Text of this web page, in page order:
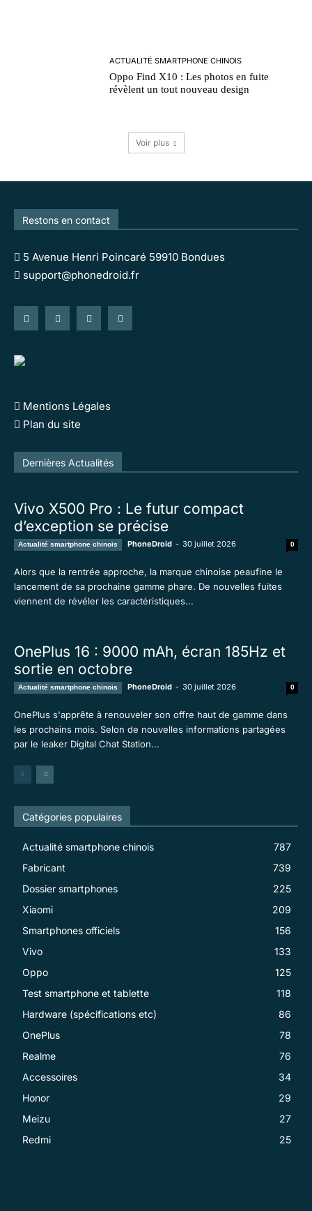
ACTUALITÉ SMARTPHONE CHINOIS
Oppo Find X10 : Les photos en fuite
révèlent un tout nouveau design
Voir plus
Restons en contact
5 Avenue Henri Poincaré 59910 Bondues
support@phonedroid.fr
Mentions Légales
Plan du site
Dernières Actualités
Vivo X500 Pro : Le futur compact
d’exception se précise
Actualité smartphone chinois PhoneDroid - 30 juillet 2026 0
Alors que la rentrée approche, la marque chinoise peaufine le
lancement de sa prochaine gamme phare. De nouvelles fuites
viennent de révéler les caractéristiques...
OnePlus 16 : 9000 mAh, écran 185Hz et
sortie en octobre
Actualité smartphone chinois PhoneDroid - 30 juillet 2026 0
OnePlus s'apprête à renouveler son offre haut de gamme dans
les prochains mois. Selon de nouvelles informations partagées
par le leaker Digital Chat Station...
Catégories populaires
Actualité smartphone chinois
787
Fabricant
739
Dossier smartphones
225
Xiaomi
209
Smartphones officiels
156
Vivo
133
Oppo
125
Test smartphone et tablette
118
Hardware (spécifications etc)
86
OnePlus
78
Realme
76
Accessoires
34
Honor
29
Meizu
27
Redmi
25